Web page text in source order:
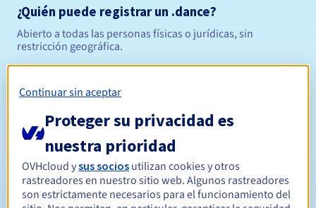
¿Quién puede registrar un .dance?
Abierto a todas las personas físicas o jurídicas, sin
restricción geográfica.
Período de registro
Período de renovación Entre 1 y 10 años
Continuar sin aceptar
Proteger su privacidad es
nuestra prioridad
OVHcloud ysus socios utilizan cookies y otros
rastreadores en nuestro sitio web. Algunos rastreadores
son estrictamente necesarios para el funcionamiento del